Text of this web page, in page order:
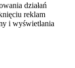
działań
reklam
i wyświetlania